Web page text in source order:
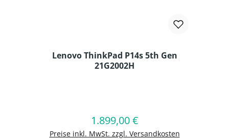
Lenovo ThinkPad P14s 5th Gen
21G2002H
Regulärer Preis:
1.899,00 €
Preise inkl. MwSt. zzgl. Versandkosten
In den Warenkorb